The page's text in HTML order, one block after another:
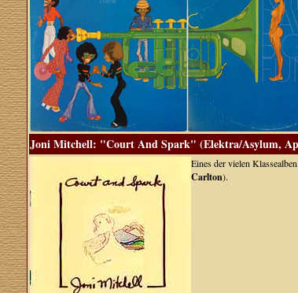
Joni Mitchell: "Court And Spark" (Elektra/Asylum,
Eines der vielen
Carlton).